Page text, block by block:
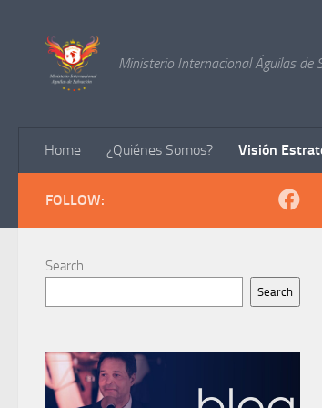
Ministerio Internacional Águilas de
Home ¿Quiénes Somos? Visión
FOLLOW:
Search
Search